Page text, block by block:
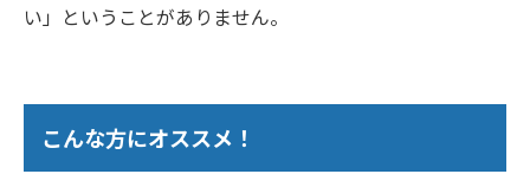
い」ということがありません。
こんな方にオススメ！